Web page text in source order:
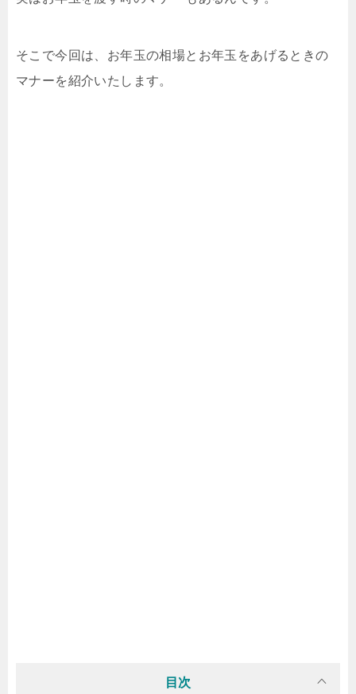
そこで今回は、お年玉の相場とお年玉をあげるときの
マナーを紹介いたします。
目次